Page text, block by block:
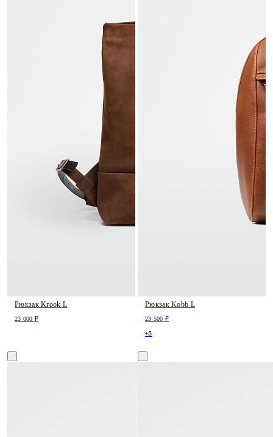
Рюкзак Krook L
23 000 ₽
Рюкзак Kobb L
23 500 ₽
+5